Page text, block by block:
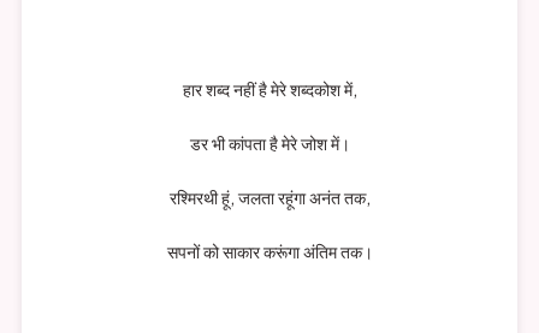
हार शब्द नहीं है मेरे शब्दकोश में,
डर भी कांपता है मेरे जोश में।
रश्मिरथी हूं, जलता रहूंगा अनंत तक,
सपनों को साकार करूंगा अंतिम तक।